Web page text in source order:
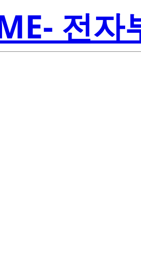
전자